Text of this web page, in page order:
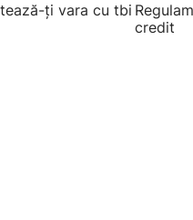
ți vara cu tbi
credit